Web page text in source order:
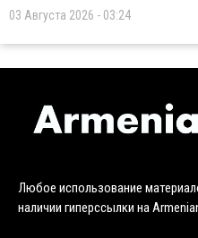
03 Августа 2026 - 03:24
Любое использование
наличии гиперссылки на